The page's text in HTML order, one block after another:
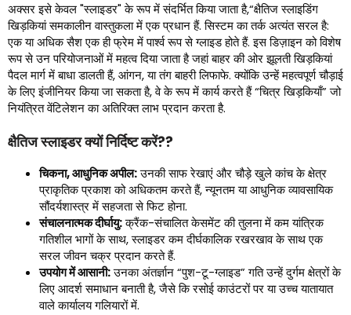
अक्सर इसे केवल "स्लाइडर" के रूप में संदर्भित किया जाता है,“क्षैतिज स्लाइडिंग
खिड़कियां समकालीन वास्तुकला में एक प्रधान हैं. सिस्टम का तर्क अत्यंत सरल है:
एक या अधिक सैश एक ही फ्रेम में पार्श्व रूप से ग्लाइड होते हैं. इस डिज़ाइन को विशेष
रूप से उन परियोजनाओं में महत्व दिया जाता है जहां बाहर की ओर झूलती खिड़कियां
पैदल मार्ग में बाधा डालती हैं, आंगन, या तंग बाहरी लिफाफे. क्योंकि उन्हें महत्वपूर्ण चौड़ाई
के लिए इंजीनियर किया जा सकता है, वे के रूप में कार्य करते हैं “चित्र खिड़कियाँ” जो
नियंत्रित वेंटिलेशन का अतिरिक्त लाभ प्रदान करता है.
क्षैतिज स्लाइडर क्यों निर्दिष्ट करें??
चिकना, आधुनिक अपील:उनकी साफ रेखाएं और चौड़े खुले कांच के क्षेत्र
प्राकृतिक प्रकाश को अधिकतम करते हैं, न्यूनतम या आधुनिक व्यावसायिक
सौंदर्यशास्त्र में सहजता से फिट होना.
संचालनात्मक दीर्घायु:क्रैंक-संचालित केसमेंट की तुलना में कम यांत्रिक
गतिशील भागों के साथ, स्लाइडर कम दीर्घकालिक रखरखाव के साथ एक
सरल जीवन चक्र प्रदान करते हैं.
उपयोग में आसानी:उनका अंतर्ज्ञान “पुश-टू-ग्लाइड” गति उन्हें दुर्गम क्षेत्रों के
लिए आदर्श समाधान बनाती है, जैसे कि रसोई काउंटरों पर या उच्च यातायात
वाले कार्यालय गलियारों में.